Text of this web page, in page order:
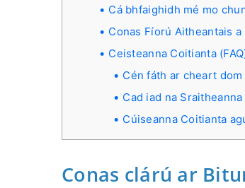
Cá bhfaighidh mé mo
Conas Fíorú Aitheantais
Ceisteanna Coitianta
Cén fáth ar cheart
Cad iad na
Cúiseanna Coitianta
Conas clárú ar